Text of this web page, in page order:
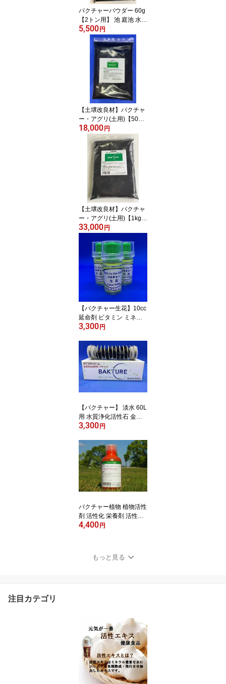
バクチャーパウダー 60g
【2トン用】 池 庭池 水
バクテリア 微生物 浄化
浄化剤 水質浄化剤 水質
調整 濁り にごり におい
ニオイ 臭い 水質改善 汚
水処理 鯉 金魚 グッピー
メダカ 水質維持 水づく
り 水質 コンディショナ
ー 池 掃除 にごり 濁り 活
性化 透明 透明度
5,500 円
【土壌改良材】バクチャ
ー・アグリ(土用)【500
g】野菜 畑 散布 土 土壌
土壌改良 土づくり 有機
栽培 微生物 バクテリア
微生物 活性剤 畑 園芸 園
芸用品 ガーデニング用品
花壇 菜園 家庭菜園
18,000 円
【土壌改良材】バクチャ
ー・アグリ(土用)【1kg】
野菜 畑 散布 土 土壌 土壌
微生物 バクテリア 微生
物 活性剤 畑 園芸 園芸用
品 ガーデニング用品 花
壇 菜園 家庭菜園
33,000 円
【バクチャー生花】10cc
延命剤 ビタミン ミネラ
ル アミノ酸 花 切り花 切
栽 鉢植え 栄養 栄養剤 活
性液 活性剤 切り花延命
剤 長持ち 植物 天然素材
延命 消臭 フラワーアレ
ンジメント フラワーアレ
3,300 円
【バクチャー】 淡水 60L
用 水質浄化活性石 金
魚・熱帯魚の水槽 水換え
質浄化 ろ過材 淡水魚 バ
クテリア 微生物 水 あお
こ アオコ 苔 コケ 予防 ア
クアリウム 水槽 水質維
持 水づくり 熱帯魚 立ち
上げ 水草 活性化 透明度
3,300 円
バクチャー植物 植物活性
剤 活性化 栄養剤 活性剤
土 土壌 栄養 植物 観葉植
バラ 園芸 家庭菜園 ガー
デニング プランター 庭
4,400 円
もっと見る
注目カテゴリ